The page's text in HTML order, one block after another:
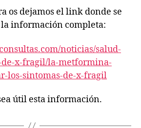
os dejamos el link donde se
información completa:
noticias/salud-
x-fragil/la-metformina-
los-sintomas-de-x-fragil
útil esta información.